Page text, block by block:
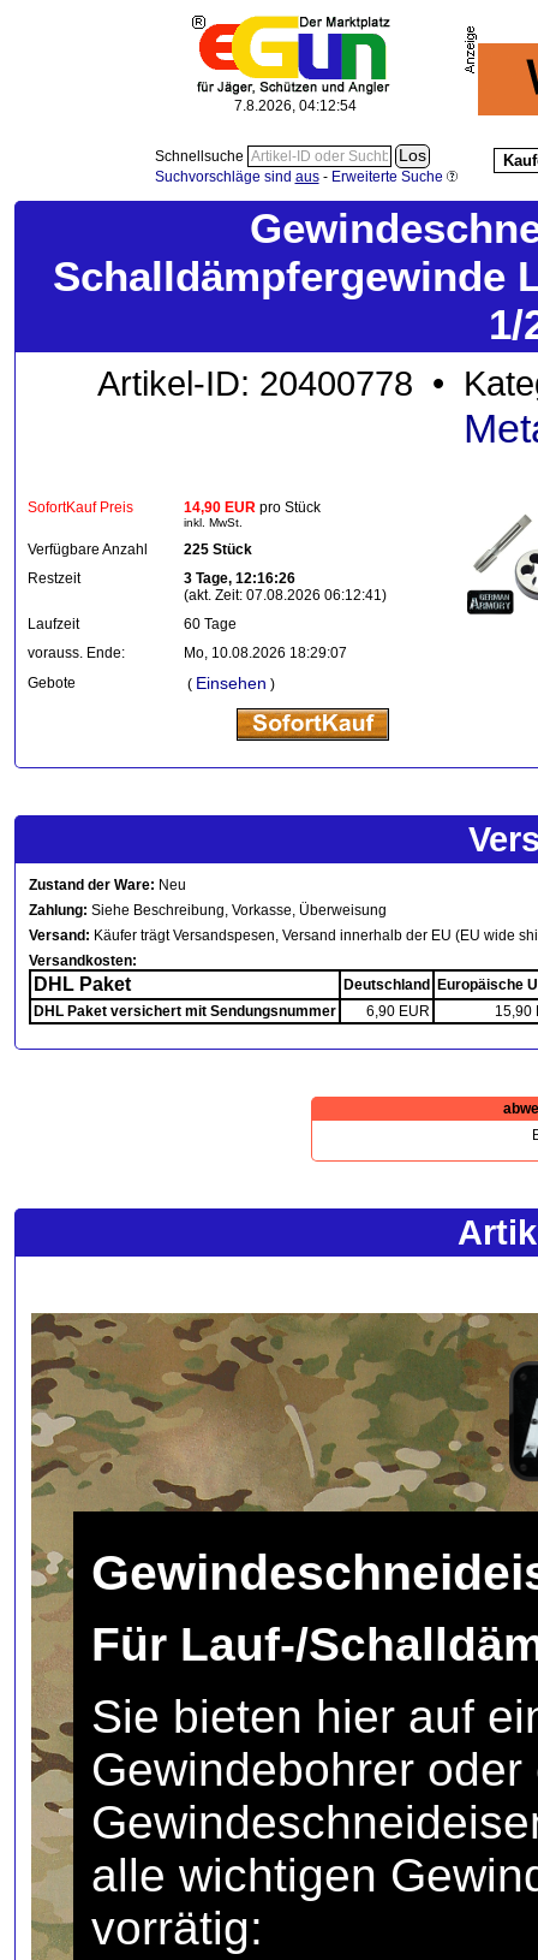
7.8.2026, 04:12:56
Schnellsuche
Suchvorschläge sind aus- Erweiterte Suche
Schalldämpfergewinde
1/
Artikel-ID: 20400778 •
SofortKauf Preis 14,90 EUR pro Stück
inkl. MwSt.
Verfügbare Anzahl
225 Stück
Restzeit
3 Tage, 12:16:26
(akt. Zeit: 07.08.2026 06:12:41)
Laufzeit
60 Tage
vorauss. Ende:
Mo, 10.08.2026 18:29:07
Gebote
( Einsehen )
Zustand der Ware: Neu
Zahlung: Siehe Beschreibung, Vorkasse, Überweisung
Versand: Käufer trägt Versandspesen, Versand innerhalb der EU (EU wide
Versandkosten:
DHL Paket Deutschland
Europäische
DHL Paket versichert mit Sendungsnummer
6,90 EUR 15,90
Für Lauf-/
Sie bieten hier auf
Gewindebohrer oder
alle wichtigen
vorrätig: